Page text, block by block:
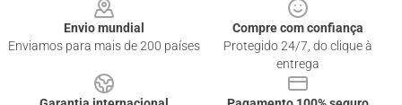
Envio mundial
Enviamos para mais de 200 países
Compre com confiança
Protegido 24/7, do clique à
entrega